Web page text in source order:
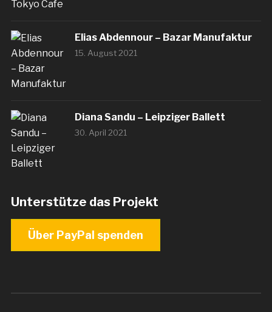
Elias Abdennour – Bazar Manufaktur
15. August 2021
Diana Sandu – Leipziger Ballett
30. April 2021
Unterstütze das Projekt
Über PayPal spenden